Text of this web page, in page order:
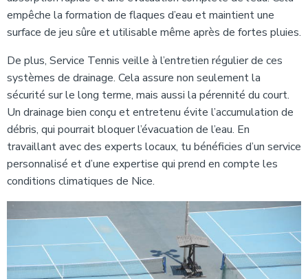
empêche la formation de flaques d’eau et maintient une
surface de jeu sûre et utilisable même après de fortes pluies.
De plus, Service Tennis veille à l’entretien régulier de ces
systèmes de drainage. Cela assure non seulement la
sécurité sur le long terme, mais aussi la pérennité du court.
Un drainage bien conçu et entretenu évite l’accumulation de
débris, qui pourrait bloquer l’évacuation de l’eau. En
travaillant avec des experts locaux, tu bénéficies d’un service
personnalisé et d’une expertise qui prend en compte les
conditions climatiques de Nice.